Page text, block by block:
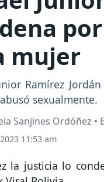
mujer
Ramírez
sexualmente.
Sanjines Ordóñez •
11:53 am